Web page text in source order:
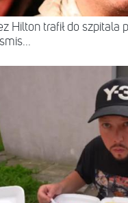
Hilton trafił do szpitala